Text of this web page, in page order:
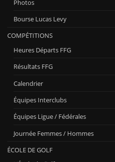
Photos
Bourse Lucas Levy
COMPÉTITIONS
Heures Départs FFG
Résultats FFG
Calendrier
Équipes Interclubs
Équipes Ligue / Fédérales
Journée Femmes / Hommes
ÉCOLE DE GOLF